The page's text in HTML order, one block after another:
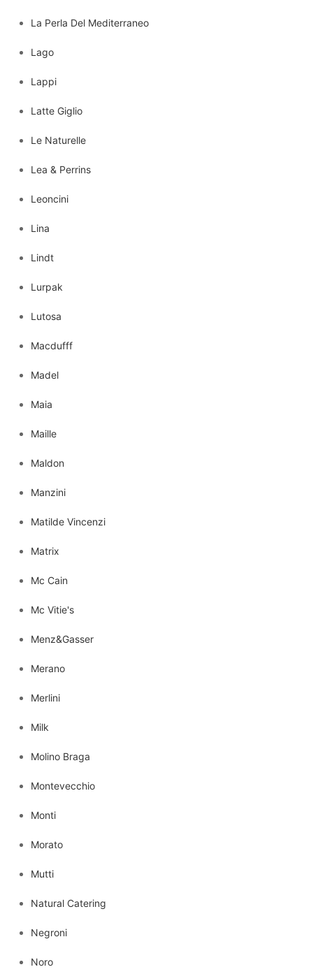
La Perla Del Mediterraneo
Lago
Lappi
Latte Giglio
Le Naturelle
Lea & Perrins
Leoncini
Lina
Lindt
Lurpak
Lutosa
Macdufff
Madel
Maia
Maille
Maldon
Manzini
Matilde Vincenzi
Matrix
Mc Cain
Mc Vitie's
Menz&Gasser
Merano
Merlini
Milk
Molino Braga
Montevecchio
Monti
Morato
Mutti
Natural Catering
Negroni
Noro